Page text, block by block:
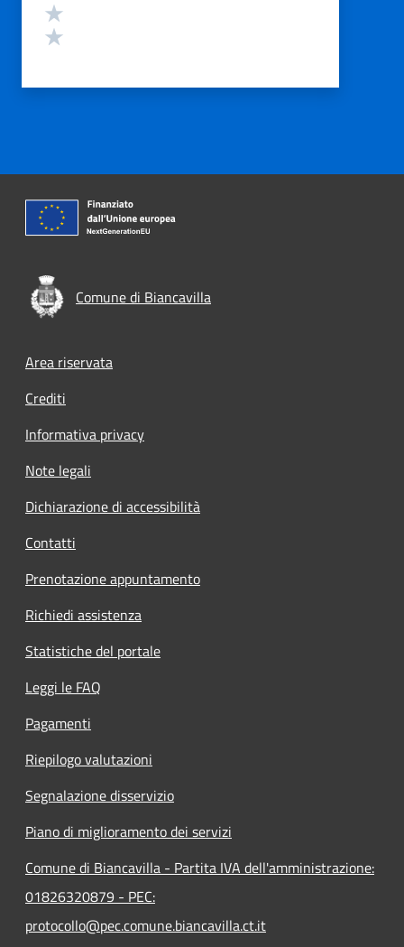
Comune di Biancavilla
Footer menu
Area riservata
Crediti
Informativa privacy
Note legali
Dichiarazione di accessibilità
Contatti
Prenotazione appuntamento
Richiedi assistenza
Statistiche del portale
Leggi le FAQ
Pagamenti
Riepilogo valutazioni
Segnalazione disservizio
Piano di miglioramento dei servizi
Comune di Biancavilla - Partita IVA dell'amministrazione:
01826320879 - PEC:
protocollo@pec.comune.biancavilla.ct.it